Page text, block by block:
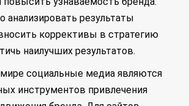
анализировать результаты
коррективы в стратегию
наилучших результатов.
социальные медиа являются
инструментов привлечения